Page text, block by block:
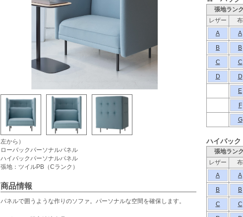
左から）
ローバックパーソナルパネル
ハイバックパーソナルパネル
張地：ツイルPB（Cランク）
商品情報
パネルで囲うような作りのソファ。パーソナルな空間を確保します。
張地ラン
レザー
布
A
A
B B
C C
D D
E
F
G
ハイバック
張地ラン
レザー
布
A
A
B B
C C